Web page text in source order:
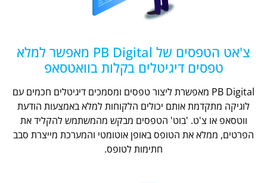
צ'אט הטפסים של PB Digital מאפשר למלא
טפסים דיגיטלים בקלות בוואטסאפ
PB Digital מאפשרת ליצור טפסים ומסמכים דיגיטלים חכמים עם
לוגיקה מתקדמת אותם יכולים הלקוחות למלא באמצעות הודעת
ווטסאפ או צ'ט. 'בוט' הטפסים מבקש מהמשתמש להקליד את
הפרטים, ממלא את הטופס באופן אוטומטי והמערכת מייצרת סבב
חתימות לטופס.